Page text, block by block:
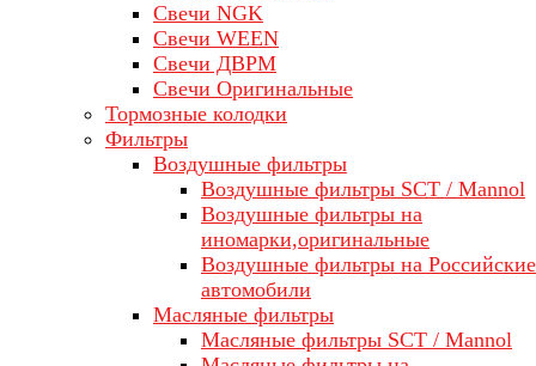
Свечи NGK
Свечи WEEN
Свечи ДВРМ
Свечи Оригинальные
Тормозные колодки
Фильтры
Воздушные фильтры
Воздушные фильтры SCT / Mannol
Воздушные фильтры на
иномарки,оригинальные
Воздушные фильтры на Российские
автомобили
Масляные фильтры
Масляные фильтры SCT / Mannol